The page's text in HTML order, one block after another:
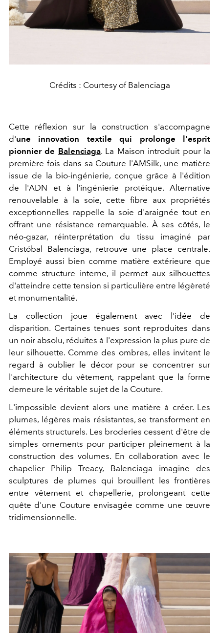
Crédits : Courtesy of Balenciaga
Cette réflexion sur la construction s'accompagne
d'une innovation textile qui prolonge l'esprit
pionnier de Balenciaga. La Maison introduit pour la
première fois dans sa Couture l'AMSilk, une matière
issue de la bio-ingénierie, conçue grâce à l'édition
de l'ADN et à l'ingénierie protéique. Alternative
renouvelable à la soie, cette fibre aux propriétés
exceptionnelles rappelle la soie d'araignée tout en
offrant une résistance remarquable. À ses côtés, le
néo-gazar, réinterprétation du tissu imaginé par
Cristóbal Balenciaga, retrouve une place centrale.
Employé aussi bien comme matière extérieure que
comme structure interne, il permet aux silhouettes
d'atteindre cette tension si particulière entre légèreté
et monumentalité.
La collection joue également avec l'idée de
disparition. Certaines tenues sont reproduites dans
un noir absolu, réduites à l'expression la plus pure de
leur silhouette. Comme des ombres, elles invitent le
regard à oublier le décor pour se concentrer sur
l'architecture du vêtement, rappelant que la forme
demeure le véritable sujet de la Couture.
L'impossible devient alors une matière à créer. Les
plumes, légères mais résistantes, se transforment en
éléments structurels. Les broderies cessent d'être de
simples ornements pour participer pleinement à la
construction des volumes. En collaboration avec le
chapelier Philip Treacy, Balenciaga imagine des
sculptures de plumes qui brouillent les frontières
entre vêtement et chapellerie, prolongeant cette
quête d'une Couture envisagée comme une œuvre
tridimensionnelle.